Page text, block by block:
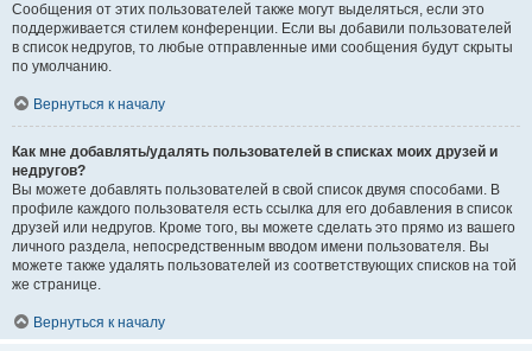
Сообщения от этих пользователей также могут выделяться, если это
поддерживается стилем конференции. Если вы добавили пользователей
в список недругов, то любые отправленные ими сообщения будут скрыты
по умолчанию.
Вернуться к началу
Как мне добавлять/удалять пользователей в списках моих друзей и
недругов?
Вы можете добавлять пользователей в свой список двумя способами. В
профиле каждого пользователя есть ссылка для его добавления в список
друзей или недругов. Кроме того, вы можете сделать это прямо из вашего
личного раздела, непосредственным вводом имени пользователя. Вы
можете также удалять пользователей из соответствующих списков на той
же странице.
Вернуться к началу